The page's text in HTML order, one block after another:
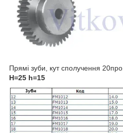
Прямі зуби, кут сполучення 20про
H=25 h=15